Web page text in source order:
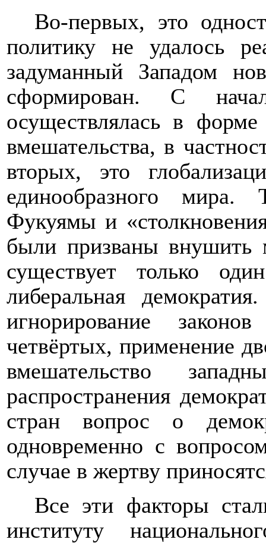
Во-первых, это
политику не удалось
задуманный Западом
сформирован. С
осуществлялась в
вмешательства, в
вторых, это
единообразного
Фукуямы и
были призваны внушить
существует только
либеральная
игнорирование
четвёртых, применение
вмешательство
распространения
стран вопрос о
одновременно с
случае в жертву
Все эти факторы
институту